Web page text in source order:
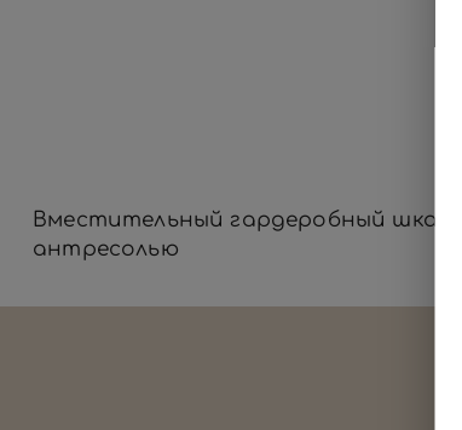
Вместительный гардеробный шкаф с
антресолью